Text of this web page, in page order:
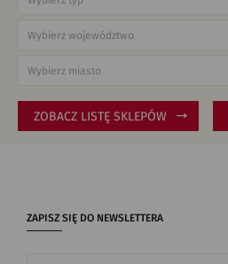
ZOBACZ LISTĘ SKLEPÓW
ZAPISZ SIĘ DO NEWSLETTERA